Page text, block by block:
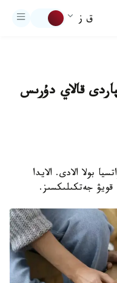
ق ز
قالاي دۇرىس
بولا الادى. الايدا
جەتكىلىكسىز.